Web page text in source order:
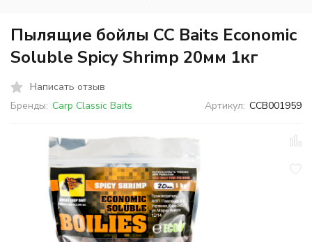
Пылящие бойлы CC Baits Economic
Soluble Spicy Shrimp 20мм 1кг
Написать отзыв
Бренды: Carp Classic Baits Артикул: CCB001959